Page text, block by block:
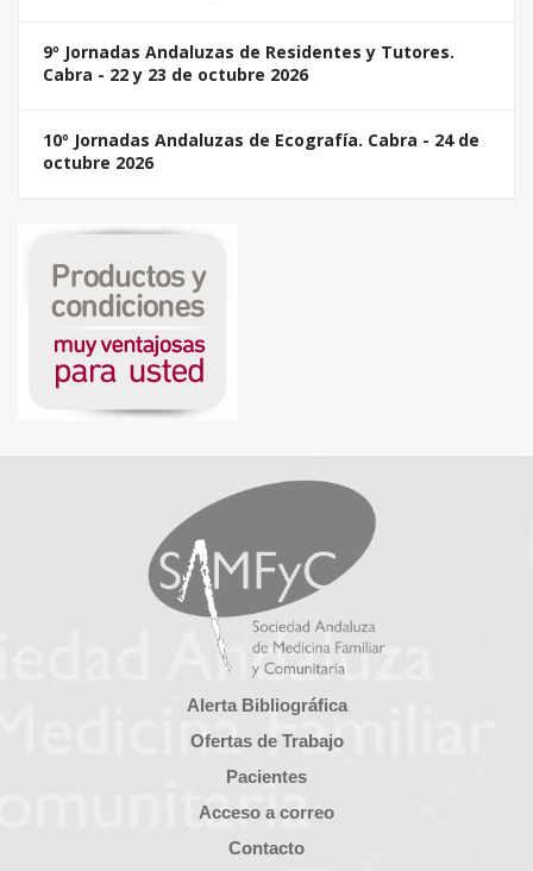
9º Jornadas Andaluzas de Residentes y Tutores.
Cabra - 22 y 23 de octubre 2026
10º Jornadas Andaluzas de Ecografía. Cabra - 24 de
octubre 2026
Alerta Bibliográfica
Ofertas de Trabajo
Pacientes
Acceso a correo
Contacto